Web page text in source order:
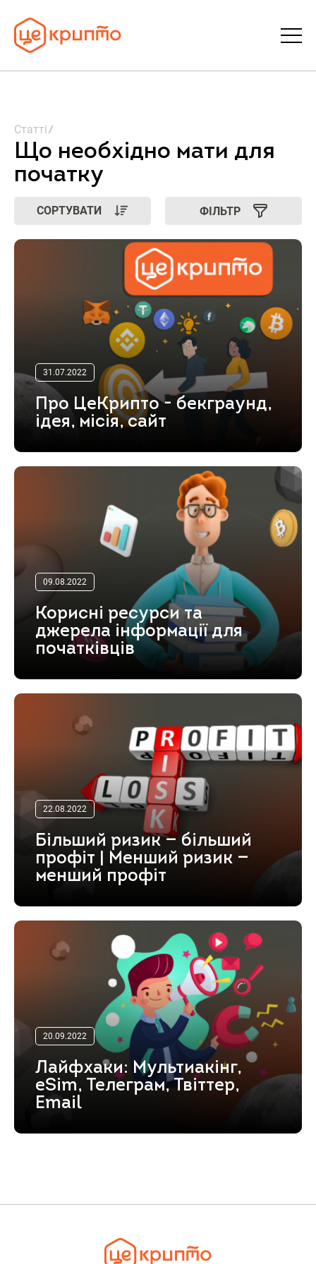
Про ЦеКрипто
Увійти | Реєстрація
Статті
Що необхідно мати для
початку
СОРТУВАТИ ФІЛЬТР
31.07.2022
Про ЦеКрипто - бекграунд,
ідея, місія, сайт
09.08.2022
Корисні ресурси та
джерела інформації для
початківців
22.08.2022
Більший ризик — більший
профіт | Менший ризик —
менший профіт
20.09.2022
Лайфхаки: Мультиакінг,
eSim, Телеграм, Твіттер,
Email